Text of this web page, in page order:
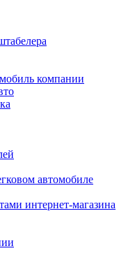
компании
автомобиле
интернет-магазина